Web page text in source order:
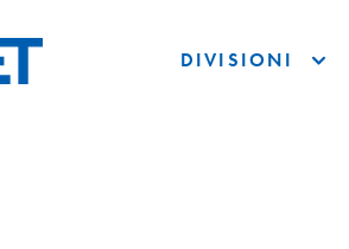
DIVISIONI